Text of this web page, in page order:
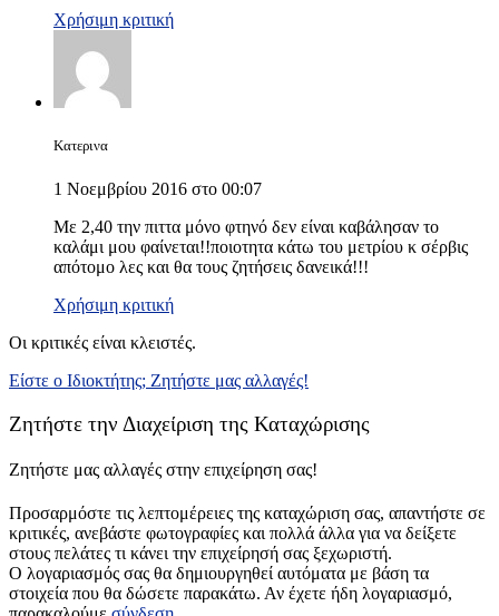
Χρήσιμη κριτική
Κατερινα
1 Νοεμβρίου 2016 στο 00:07
Με 2,40 την πιττα μόνο φτηνό δεν είναι καβάλησαν το
καλάμι μου φαίνεται!!ποιοτητα κάτω του μετρίου κ σέρβις
απότομο λες και θα τους ζητήσεις δανεικά!!!
Χρήσιμη κριτική
Οι κριτικές είναι κλειστές.
Είστε ο Ιδιοκτήτης; Ζητήστε μας αλλαγές!
Ζητήστε την Διαχείριση της Καταχώρισης
Ζητήστε μας αλλαγές στην επιχείρηση σας!
Προσαρμόστε τις λεπτομέρειες της καταχώριση σας, απαντήστε σε
κριτικές, ανεβάστε φωτογραφίες και πολλά άλλα για να δείξετε
στους πελάτες τι κάνει την επιχείρησή σας ξεχωριστή.
Ο λογαριασμός σας θα δημιουργηθεί αυτόματα με βάση τα
στοιχεία που θα δώσετε παρακάτω. Αν έχετε ήδη λογαριασμό,